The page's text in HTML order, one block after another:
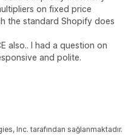
on fixed price
the standard Shopify does
also.. I had a question on
and polite.
Inc. tarafından sağlanmaktadır.